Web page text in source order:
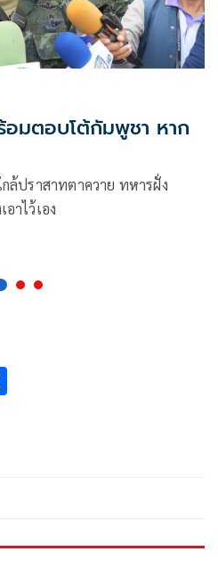
มตอบโต้กัมพูชา หาก
ล้ปราสาทตาควาย ทหารฝั่ง
าไว้เอง